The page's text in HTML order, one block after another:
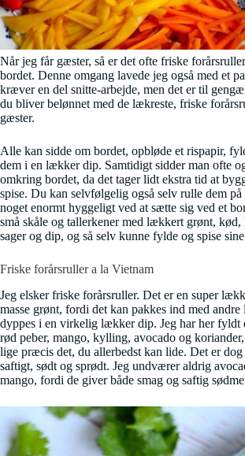
Når jeg får gæster, så er det ofte friske
bordet. Denne omgang lavede jeg også med et
kræver en del snitte-arbejde, men det er til
du bliver belønnet med de lækreste, friske
gæster.
Alle kan sidde om bordet, opbløde et rispapir,
dem i en lækker dip. Samtidigt sidder man ofte
omkring bordet, da det tager lidt ekstra tid at
spise. Du kan selvfølgelig også selv rulle dem
noget enormt hyggeligt ved at sætte sig ved et
små skåle og tallerkener med lækkert grønt, kød,
sager og dip, og så selv kunne fylde og spise
Friske forårsruller a la Vietnam
Jeg elsker friske forårsruller. Det er en super
masse grønt, fordi det kan pakkes ind med andre
dyppes i en virkelig lækker dip. Jeg har her fyldt
rød peber, mango, kylling, avocado og
lige præcis det, du allerbedst kan lide. Det er
saftigt, sødt og sprødt. Jeg undværer aldrig
mango, fordi de giver både smag og saftig